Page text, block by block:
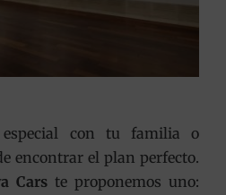
especial con tu familia o
encontrar el plan perfecto.
Cars te proponemos uno: